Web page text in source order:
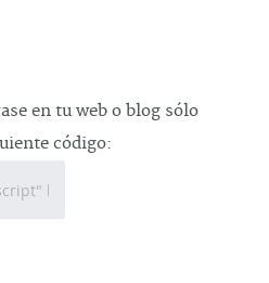
en tu web o blog sólo
código: